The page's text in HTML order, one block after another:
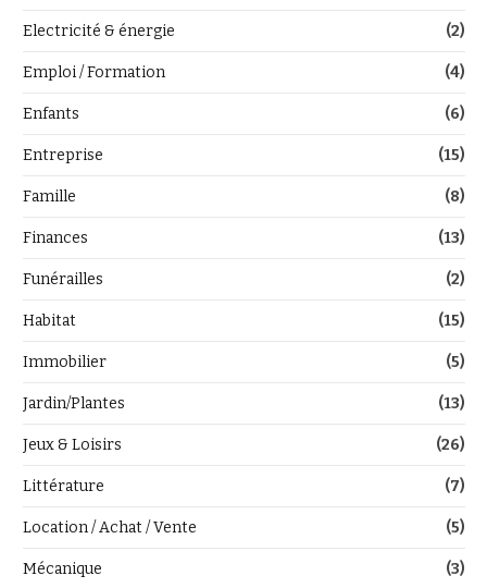
Electricité & énergie (2)
Emploi / Formation (4)
Enfants (6)
Entreprise (15)
Famille (8)
Finances (13)
Funérailles (2)
Habitat (15)
Immobilier (5)
Jardin/Plantes (13)
Jeux & Loisirs (26)
Littérature (7)
Location / Achat / Vente (5)
Mécanique (3)